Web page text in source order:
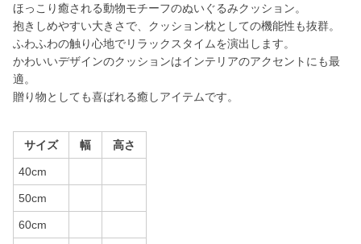
ほっこり癒される動物モチーフのぬいぐるみクッション。
抱きしめやすい大きさで、クッション枕としての機能性も抜群。
ふわふわの触り心地でリラックスタイムを演出します。
かわいいデザインのクッションはインテリアのアクセントにも最
適。
贈り物としても喜ばれる癒しアイテムです。
サイズ 幅 高さ
40cm
50cm
60cm